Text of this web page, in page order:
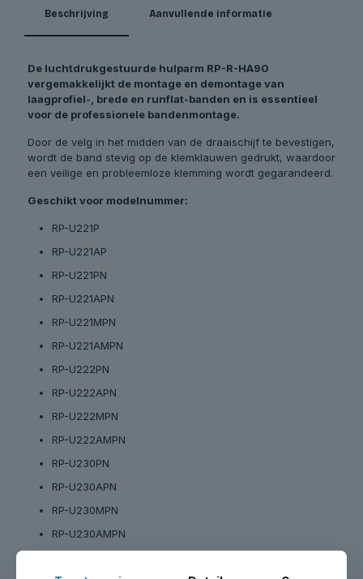
Beschrijving Aanvullende informatie
De luchtdrukgestuurde hulparm RP-R-HA90
vergemakkelijkt de montage en demontage van
laagprofiel-, brede en runflat-banden en is essentieel
voor de professionele bandenmontage.
Door de velg in het midden van de draaischijf te bevestigen,
wordt de band stevig op de klemklauwen gedrukt, waardoor
een veilige en probleemloze klemming wordt gegarandeerd.
Geschikt voor modelnummer:
RP-U221P
RP-U221AP
RP-U221PN
RP-U221APN
RP-U221MPN
RP-U221AMPN
RP-U222PN
RP-U222APN
RP-U222MPN
RP-U222AMPN
RP-U230PN
RP-U230APN
RP-U230MPN
RP-U230AMPN